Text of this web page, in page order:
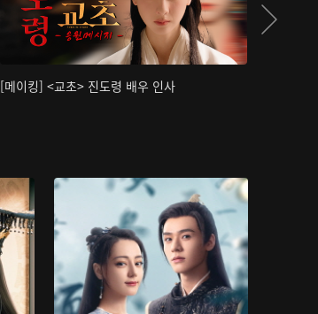
[메이킹] <교초> 진도령 배우 인사